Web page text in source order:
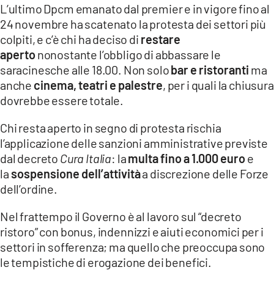
Network
LACPLAY.IT
LACTV.IT
LACONAIR.IT
LACITYMAG.IT
ILREGGINO.IT
COSENZACHANNEL.IT
CATANZAROCHANNEL.IT
LACAPITALENEWS.IT
L’ultimo Dpcm emanato dal premier e in vigore fino al
24 novembre ha scatenato la protesta dei settori più
colpiti, e c’è chi ha deciso di restare
apertononostante l’obbligo di abbassare le
saracinesche alle 18.00. Non solobar e ristoranti ma
anche cinema, teatri e palestre, per i quali la chiusura
dovrebbe essere totale.
Chi resta aperto in segno di protesta rischia
l’applicazione delle sanzioni amministrative previste
dal decreto Cura Italia: lamulta fino a 1.000 euroe
la sospensione dell’attivitàa discrezione delle Forze
dell’ordine.
Nel frattempo il Governo è al lavoro sul “decreto
ristoro” con bonus, indennizzi e aiuti economici per i
settori in sofferenza; ma quello che preoccupa sono
le tempistiche di erogazione dei benefici.